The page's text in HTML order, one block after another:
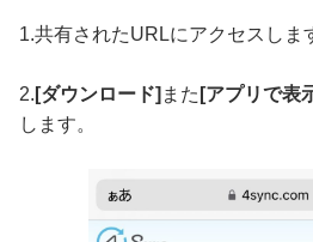
1.共有されたURLにアクセスしま
2. [ダウンロード] また [アプリで表
します。